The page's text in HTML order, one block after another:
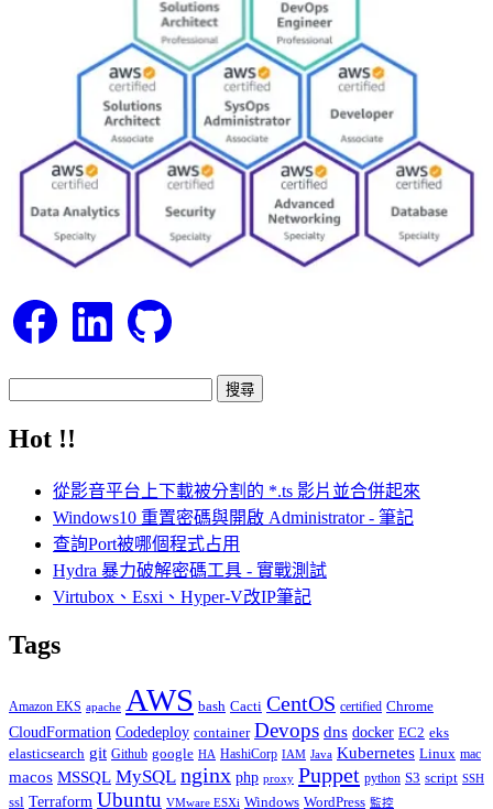
FacebookLinkedIn GitHub
關
Hot !!
從影音平台上下載被分割的 *.ts 影片並合併起來
Windows10 重置密碼與開啟 Administrator - 筆記
查詢Port被哪個程式占用
Hydra 暴力破解密碼工具 - 實戰測試
Virtubox、Esxi、Hyper-V改IP筆記
Tags
Amazon EKS apache AWS bash Cacti CentOS certified Chrome
CloudFormation Codedeploy container Devops dns docker EC2 eks
elasticsearch git Github google HA HashiCorp IAM Java Kubernetes Linux mac
macos MSSQL MySQL nginx php proxy Puppet python S3 script SSH
ssl Terraform Ubuntu VMware ESXi Windows WordPress 監控